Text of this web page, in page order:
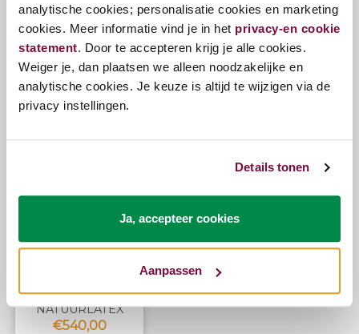
analytische cookies; personalisatie cookies en marketing
cookies. Meer informatie vind je in het privacy-en cookie
statement. Door te accepteren krijg je alle cookies.
Weiger je, dan plaatsen we alleen noodzakelijke en
analytische cookies. Je keuze is altijd te wijzigen via de
privacy instellingen.
Details tonen
Ja, accepteer cookies
Aanpassen
Bel ons E-mail
COMFORTTOPPER
NATUURLATEX
€540,00